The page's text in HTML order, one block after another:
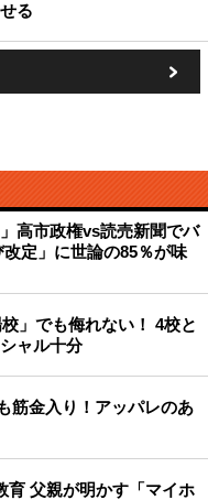
る
高市政権vs読売新聞でバ
定」に世論の85％が味
」でも侮れない！ 4校と
ャル十分
筋金入り！アッパレのあ
育 父親が明かす「マイホ